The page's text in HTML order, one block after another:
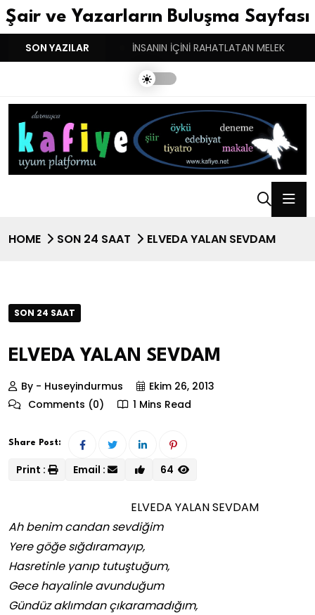
Şair ve Yazarların Buluşma Sayfası
SON YAZILAR
BASARINDIR! İNSANIN İÇİNİ RAHATLATAN MELEK
HOME SON 24 SAAT ELVEDA YALAN SEVDAM
SON 24 SAAT
ELVEDA YALAN SEVDAM
By - Huseyindurmus
Ekim 26, 2013
Comments (0)
1 Mins Read
Share Post:
Print : Email : 64
ELVEDA YALAN SEVDAM
Ah benim candan sevdiğim
Yere göğe sığdıramayıp,
Hasretinle yanıp tutuştuğum,
Gece hayalinle avunduğum
Gündüz aklımdan çıkaramadığım,